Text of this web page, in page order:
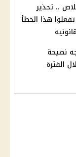
.. تحذير
هذا الخطأ
نصيحة
الفترة